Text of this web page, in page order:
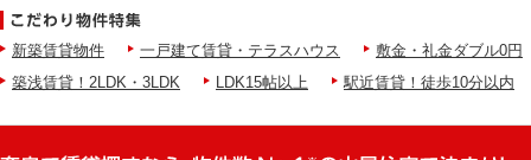
新築賃貸物件 一戸建て賃貸・テラスハウス
敷金・礼金ダブル0円
築浅賃貸！2LDK・3LDK
LDK15帖以上 駅近賃貸！徒歩10分以内